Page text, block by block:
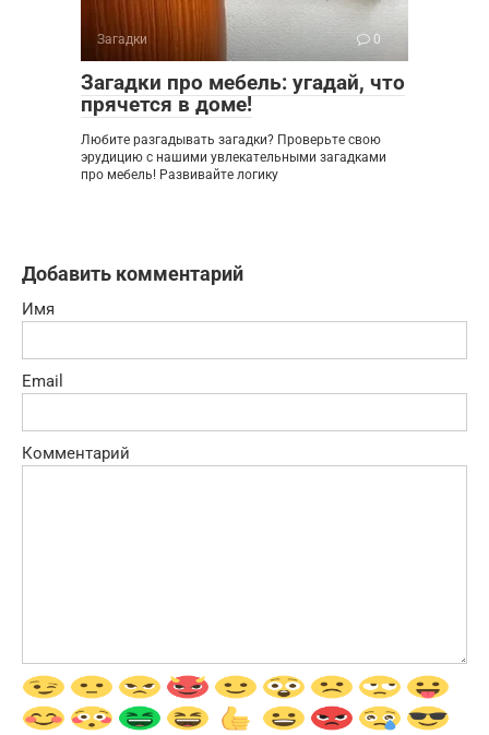
Загадки 0
Загадки про мебель: угадай, что
прячется в доме!
Любите разгадывать загадки? Проверьте свою
эрудицию с нашими увлекательными загадками
про мебель! Развивайте логику
Добавить комментарий
Имя
Email
Комментарий